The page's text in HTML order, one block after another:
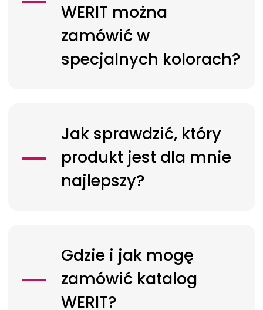
WERIT można
zamówić w
specjalnych kolorach?
Jak sprawdzić, który
produkt jest dla mnie
najlepszy?
Gdzie i jak mogę
zamówić katalog
WERIT?